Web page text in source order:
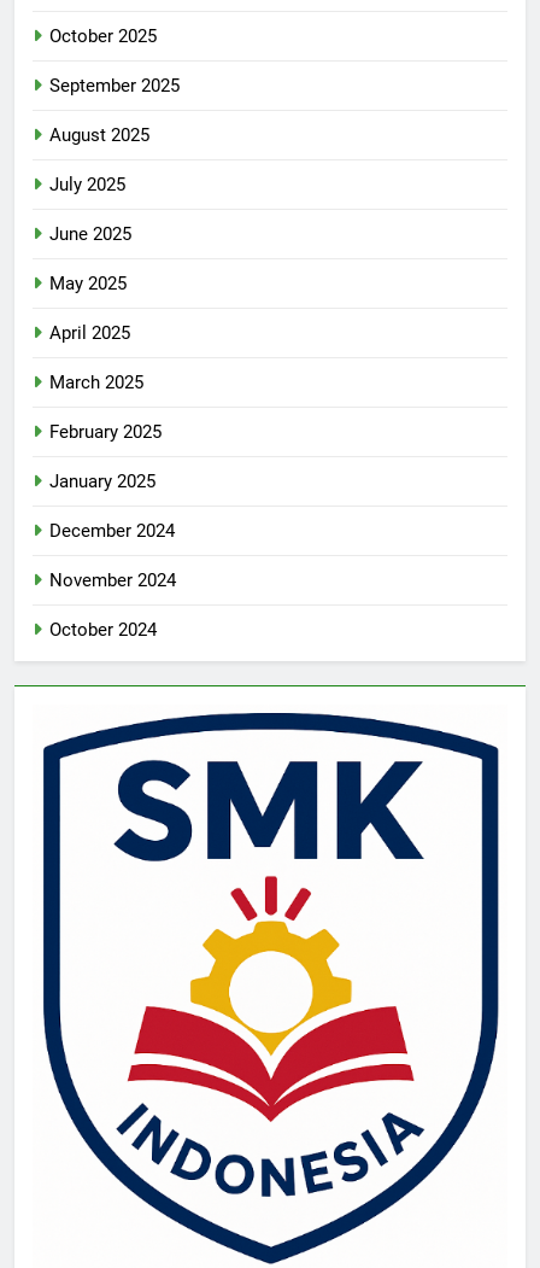
October 2025
September 2025
August 2025
July 2025
June 2025
May 2025
April 2025
March 2025
February 2025
January 2025
December 2024
November 2024
October 2024